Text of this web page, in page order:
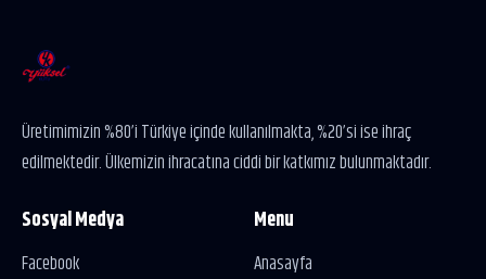
Üretimimizin %80’i Türkiye içinde kullanılmakta, %20’si ise ihraç
edilmektedir. Ülkemizin ihracatına ciddi bir katkımız bulunmaktadır.
Sosyal Medya
Facebook
Menu
Anasayfa